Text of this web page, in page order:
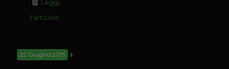
Leggi
l'articolo
22 Giugno 2015